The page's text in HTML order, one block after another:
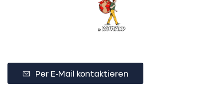
Per E-Mail kontaktieren